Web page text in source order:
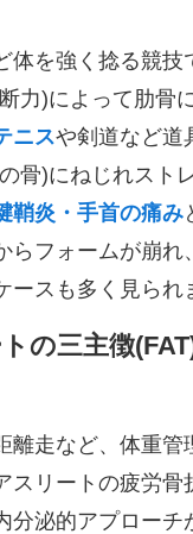
体を強く捻る競技
力)によって肋骨
ニスや剣道など道
骨)にねじれスト
鞘炎・手首の痛み
らフォームが崩れ
ースも多く見られ
の三主徴
離走など、体重管
スリートの疲労骨
分泌的アプローチ